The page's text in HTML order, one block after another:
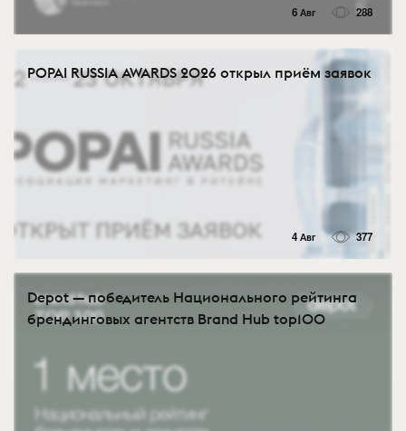
6 Авг 288
POPAI RUSSIA AWARDS 2026 открыл приём заявок
4 Авг 377
Depot — победитель Национального рейтинга
брендинговых агентств Brand Hub top100